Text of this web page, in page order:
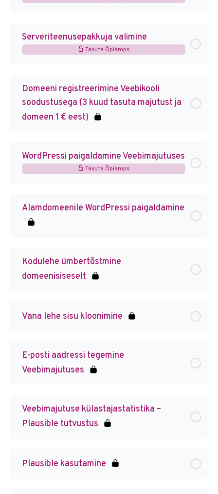
Serveriteenusepakkuja valimine
Tasuta Õpiamps
Domeeni registreerimine Veebikooli
soodustusega (3 kuud tasuta majutust ja
domeen 1 € eest)
WordPressi paigaldamine Veebimajutuses
Tasuta Õpiamps
Alamdomeenile WordPressi paigaldamine
Kodulehe ümbertõstmine
domeenisiseselt
Vana lehe sisu kloonimine
E-posti aadressi tegemine
Veebimajutuses
Veebimajutuse külastajastatistika –
Plausible tutvustus
Plausible kasutamine